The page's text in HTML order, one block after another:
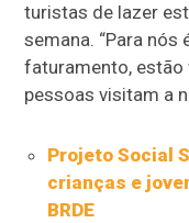
turistas de lazer
semana. “Para
faturamento, estão
pessoas visitam a
Projeto Social
crianças e
BRDE